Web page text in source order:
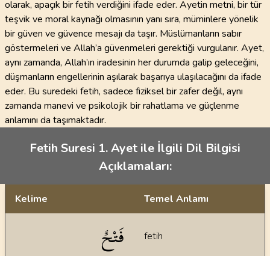
olarak, apaçık bir fetih verdiğini ifade eder. Ayetin metni, bir tür
teşvik ve moral kaynağı olmasının yanı sıra, müminlere yönelik
bir güven ve güvence mesajı da taşır. Müslümanların sabır
göstermeleri ve Allah’a güvenmeleri gerektiği vurgulanır. Ayet,
aynı zamanda, Allah’ın iradesinin her durumda galip geleceğini,
düşmanların engellerinin aşılarak başarıya ulaşılacağını da ifade
eder. Bu suredeki fetih, sadece fiziksel bir zafer değil, aynı
zamanda manevi ve psikolojik bir rahatlama ve güçlenme
anlamını da taşımaktadır.
Fetih Suresi 1. Ayet ile İlgili Dil Bilgisi
Açıklamaları:
Kelime Temel Anlamı
فَتْحٌ fetih